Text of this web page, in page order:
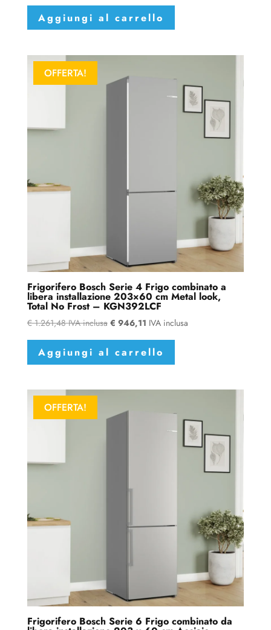
Aggiungi al carrello
OFFERTA!
Frigorifero Bosch Serie 4 Frigo combinato a
libera installazione 203×60 cm Metal look,
Total No Frost – KGN392LCF
€1.261,48 IVA inclusa € 946,11 IVA inclusa
Aggiungi al carrello
OFFERTA!
Frigorifero Bosch Serie 6 Frigo combinato da